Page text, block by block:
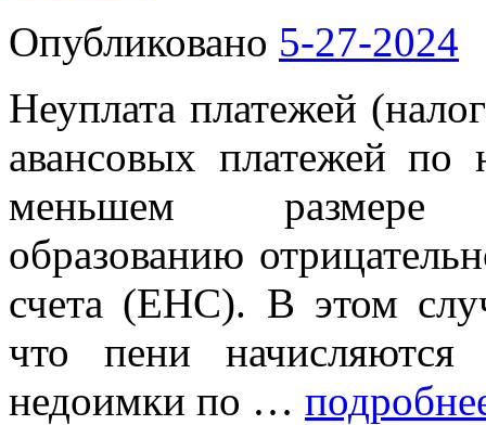
Опубликовано 5-27-2024
Неуплата платежей
авансовых платежей
меньшем
образованию
счета (ЕНС). В этом
что пени
недоимки по …